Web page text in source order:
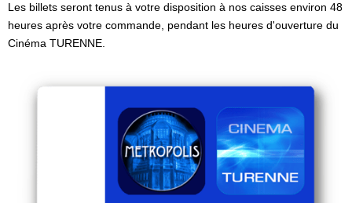
Les billets seront tenus à votre disposition à nos caisses environ 48
heures après votre commande, pendant les heures d'ouverture du
Cinéma TURENNE.